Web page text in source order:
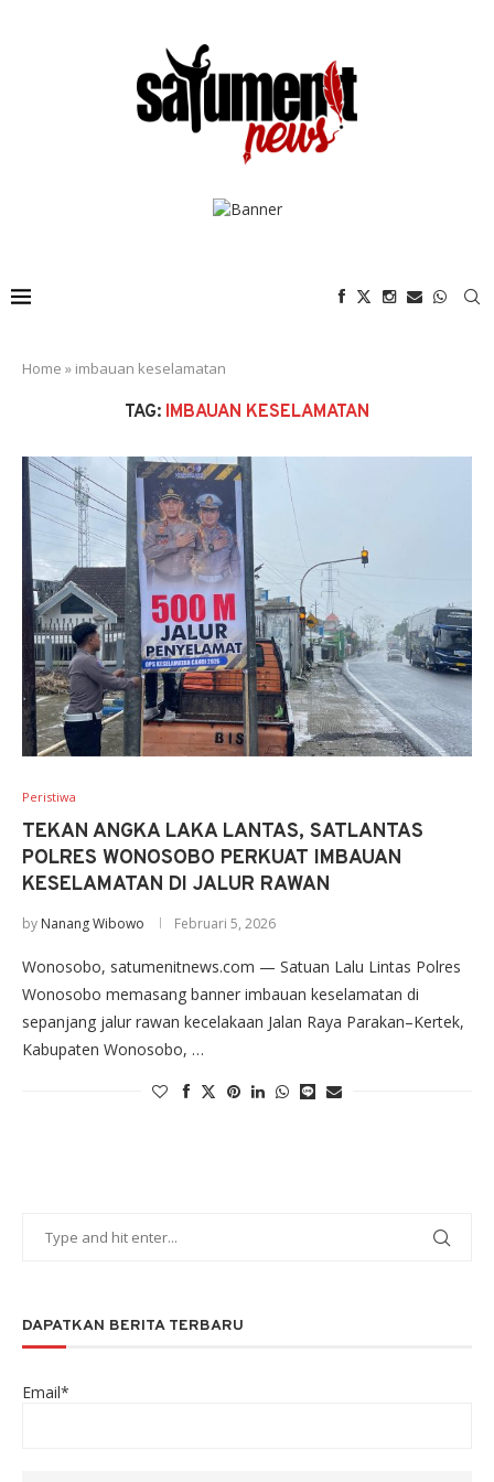
Home » imbauan keselamatan
TAG: IMBAUAN KESELAMATAN
Peristiwa
TEKAN ANGKA LAKA LANTAS, SATLANTAS
POLRES WONOSOBO PERKUAT IMBAUAN
KESELAMATAN DI JALUR RAWAN
by Nanang Wibowo Februari 5, 2026
Wonosobo, satumenitnews.com — Satuan Lalu Lintas Polres
Wonosobo memasang banner imbauan keselamatan di
sepanjang jalur rawan kecelakaan Jalan Raya Parakan–Kertek,
Kabupaten Wonosobo, …
DAPATKAN BERITA TERBARU
Email*